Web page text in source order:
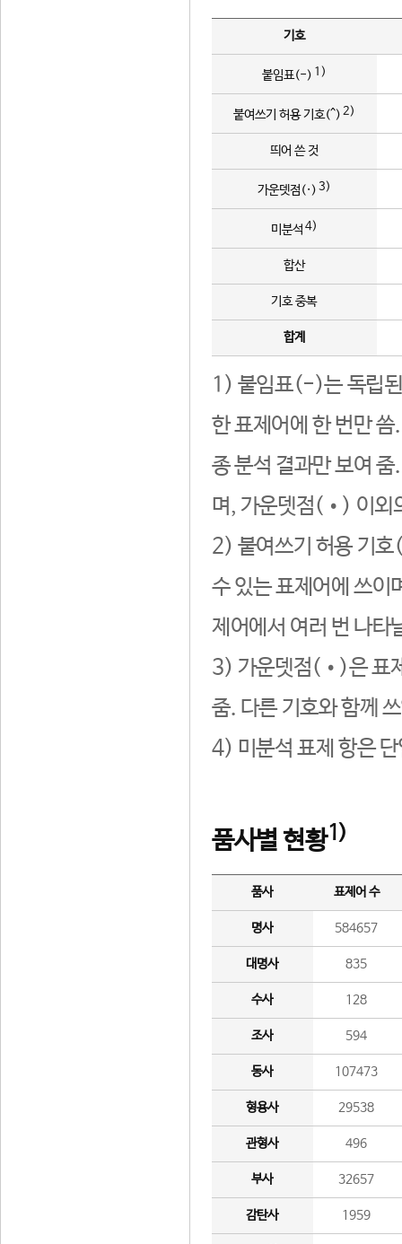
기호
붙임표(-) 1)
붙여쓰기 허용 기호(^) 2)
띄어 쓴 것
가운뎃점(·) 3)
미분석 4)
합산
기호 중복
합계
1) 붙임표(-)는 독립된
한 표제어에 한 번만
종 분석 결과만 보여
며, 가운뎃점(•) 이외
2) 붙여쓰기 허용 기호
수 있는 표제어에 쓰이
제어에서 여러 번 나타
3) 가운뎃점(•)은 표
줌. 다른 기호와 함께
4) 미분석 표제 항은
품사별 현황1)
품사 표제어 수
명사 584657
대명사 835
수사 128
조사 594
동사 107473
형용사 29538
관형사 496
부사 32657
감탄사 1959